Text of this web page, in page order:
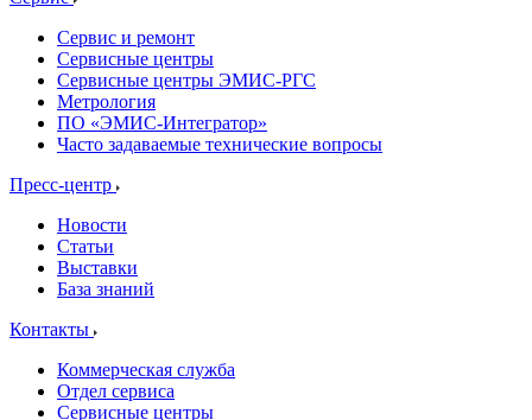
Сервис и ремонт
Сервисные центры
Сервисные центры ЭМИС-РГС
Метрология
ПО «ЭМИС-Интегратор»
Часто задаваемые технические вопросы
Пресс-центр
Новости
Статьи
Выставки
База знаний
Контакты
Коммерческая служба
Отдел сервиса
Сервисные центры